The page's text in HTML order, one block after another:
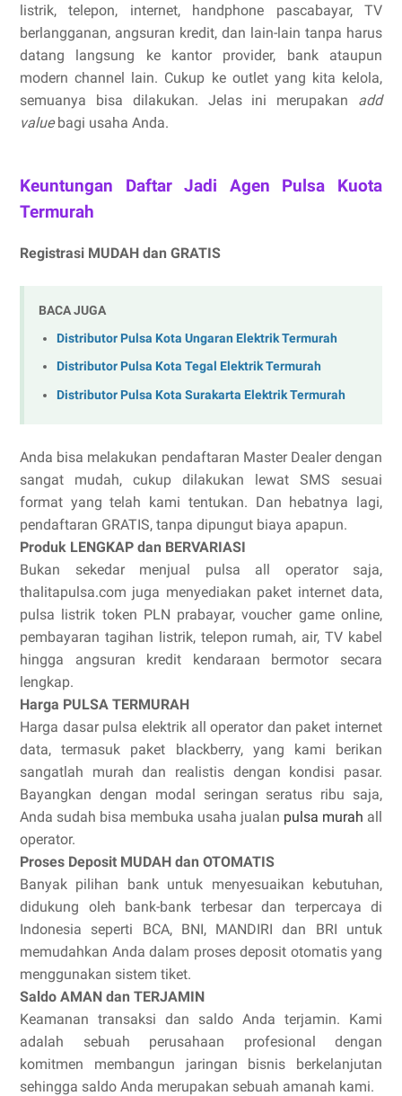
listrik, telepon, internet, handphone pascabayar, TV
berlangganan, angsuran kredit, dan lain-lain tanpa harus
datang langsung ke kantor provider, bank ataupun
modern channel lain. Cukup ke outlet yang kita kelola,
semuanya bisa dilakukan. Jelas ini merupakan add
valuebagi usaha Anda.
Keuntungan Daftar Jadi Agen Pulsa Kuota
Termurah
Registrasi MUDAH dan GRATIS
BACA JUGA
Distributor Pulsa Kota Ungaran Elektrik Termurah
Distributor Pulsa Kota Tegal Elektrik Termurah
Distributor Pulsa Kota Surakarta Elektrik Termurah
Anda bisa melakukan pendaftaran Master Dealer dengan
sangat mudah, cukup dilakukan lewat SMS sesuai
format yang telah kami tentukan. Dan hebatnya lagi,
pendaftaran GRATIS, tanpa dipungut biaya apapun.
Produk LENGKAP dan BERVARIASI
Bukan sekedar menjual pulsa all operator saja,
thalitapulsa.com juga menyediakan paket internet data,
pulsa listrik token PLN prabayar, voucher game online,
pembayaran tagihan listrik, telepon rumah, air, TV kabel
hingga angsuran kredit kendaraan bermotor secara
lengkap.
Harga PULSA TERMURAH
Harga dasar pulsa elektrik all operator dan paket internet
data, termasuk paket blackberry, yang kami berikan
sangatlah murah dan realistis dengan kondisi pasar.
Bayangkan dengan modal seringan seratus ribu saja,
Anda sudah bisa membuka usaha jualan pulsa murah all
operator.
Proses Deposit MUDAH dan OTOMATIS
Banyak pilihan bank untuk menyesuaikan kebutuhan,
didukung oleh bank-bank terbesar dan terpercaya di
Indonesia seperti BCA, BNI, MANDIRI dan BRI untuk
memudahkan Anda dalam proses deposit otomatis yang
menggunakan sistem tiket.
Saldo AMAN dan TERJAMIN
Keamanan transaksi dan saldo Anda terjamin. Kami
adalah sebuah perusahaan profesional dengan
komitmen membangun jaringan bisnis berkelanjutan
sehingga saldo Anda merupakan sebuah amanah kami.